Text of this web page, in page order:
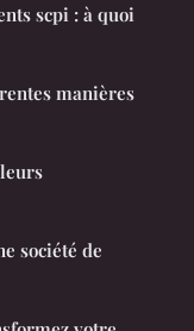
scpi : à quoi
manières
société de